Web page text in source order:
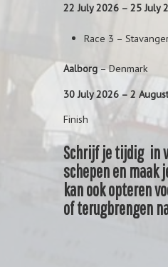
22 July 2026 – 25 July
Race 3 –
Aalborg– Denmark
30 July 2026 – 2
Finish
Schrijf je tijdig in
schepen en maak
kan ook opteren
of terugbrengen